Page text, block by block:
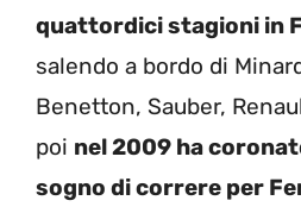
quattordici stagioni in
salendo a bordo di
Benetton, Sauber,
poi nel 2009 ha
sogno di correre per